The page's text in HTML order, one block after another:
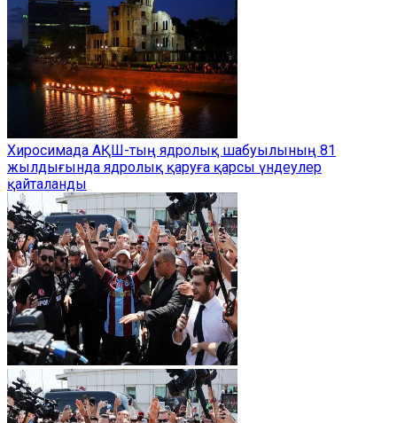
Хиросимада АҚШ-тың ядролық шабуылының 81
жылдығында ядролық қаруға қарсы үндеулер
қайталанды